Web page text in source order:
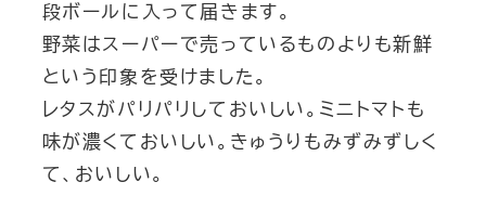
段ボールに入って届きます。
野菜はスーパーで売っているものよりも新鮮
という印象を受けました。
レタスがパリパリしておいしい。ミニトマトも
味が濃くておいしい。きゅうりもみずみずしく
て、おいしい。